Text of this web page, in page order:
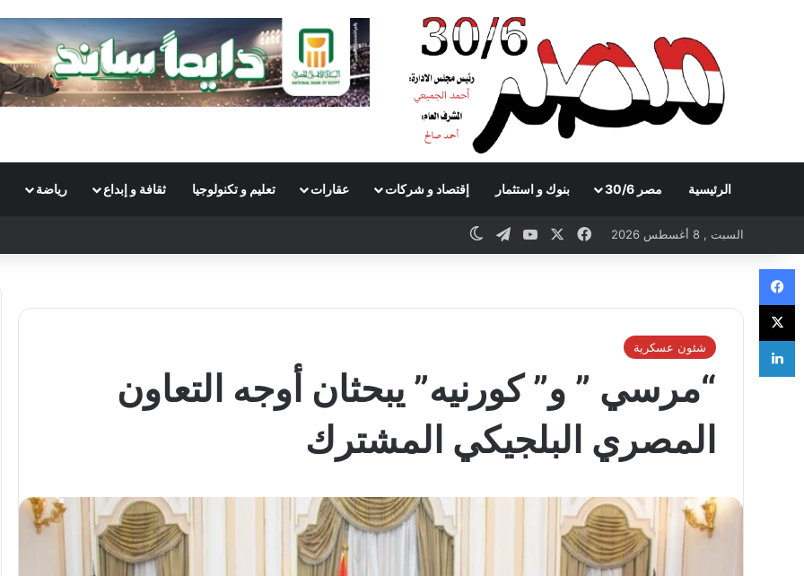
الرئيسية مصر 30/6 بنوك و استثمار إقتصاد و شركات عقارات تعليم و تكنولوجيا ثقافة و إبداع رياضة
السبت , 8 أغسطس 2026 Facebook
YouTube
Telegram
شئون عسكرية
“مرسي ” و” كورنيه” يبحثان أوجه التعاون
المصري البلجيكي المشترك
Facebook
X
LinkedIn